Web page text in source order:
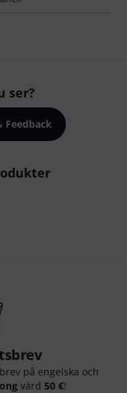
ser?
Feedback
på engelska och
värd 50 €!